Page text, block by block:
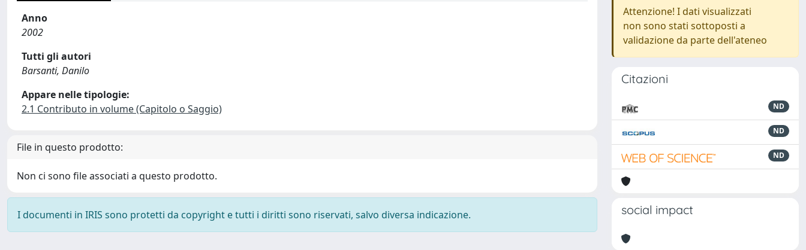
Anno
2002
Tutti gli autori
Barsanti, Danilo
Appare nelle tipologie:
2.1 Contributo in volume (Capitolo o Saggio)
File in questo prodotto:
Non ci sono file associati a questo prodotto.
I documenti in IRIS sono protetti da copyright e tutti i diritti sono riservati, salvo diversa indicazione.
Attenzione! I dati visualizzati
non sono stati sottoposti a
validazione da parte dell'ateneo
Citazioni
ND
ND
ND
social impact